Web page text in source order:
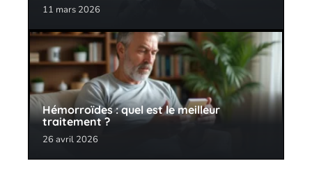
11 mars 2026
Hémorroïdes : quel est le meilleur
traitement ?
26 avril 2026